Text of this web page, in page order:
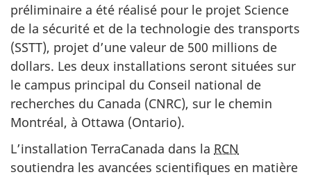
préliminaire a été réalisé pour le projet Science
de la sécurité et de la technologie des transports
(SSTT), projet d’une valeur de 500 millions de
dollars. Les deux installations seront situées sur
le campus principal du Conseil national de
recherches du Canada (CNRC), sur le chemin
Montréal, à Ottawa (Ontario).
L’installation TerraCanada dans la RCN
soutiendra les avancées scientifiques en matière